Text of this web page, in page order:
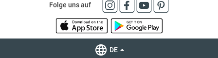
Folge uns auf
DE